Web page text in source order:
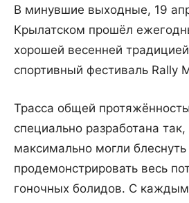
В минувшие выходные, 19
Крылатском прошёл
хорошей весенней
спортивный фестиваль Rally
Трасса общей
специально разработана
максимально могли
продемонстрировать весь
гоночных болидов. С